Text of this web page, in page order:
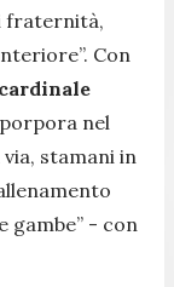
fraternità,
Con
cardinale
nel
stamani in
gambe” - con